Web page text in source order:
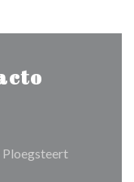
Ploegsteert((abre en